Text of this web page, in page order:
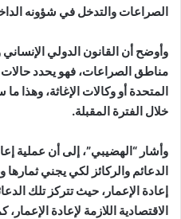
الصراعات والتدخل في شؤونه
وأوضح أن القانون الدولي
مناطق الصراعات، فهو يحدد حالات
المتحدة أو وكالات الإغاثة، وهذا
خلال الفترة المقبلة.
وأشار “الهضيبي”، إلى أن عملية
الدعائم والركائز لكي يجني
إعادة الإعمار، حيث تتركز تلك
الاقتصادية اللازمة لإعادة